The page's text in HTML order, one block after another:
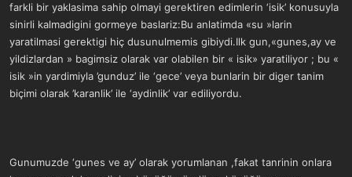
farkli bir yaklasima sahip olmayi gerektiren edimlerin ‘isik’ konusuyla
sinirli kalmadigini gormeye baslariz:Bu anlatimda «su »larin
yaratilmasi gerektigi hiç dusunulmemis gibiydi.Ilk gun,«gunes,ay ve
yildizlardan » bagimsiz olarak var olabilen bir « isik» yaratiliyor ; bu «
isik »in yardimiyla ’gunduz’ ile ‘gece’ veya bunlarin bir diger tanim
biçimi olarak ’karanlik’ ile ‘aydinlik’ var ediliyordu.
Gunumuzde ‘gunes ve ay’ olarak yorumlanan ,fakat tanrinin onlara